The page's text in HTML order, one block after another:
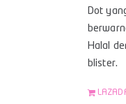
Dot
Halal
blister.